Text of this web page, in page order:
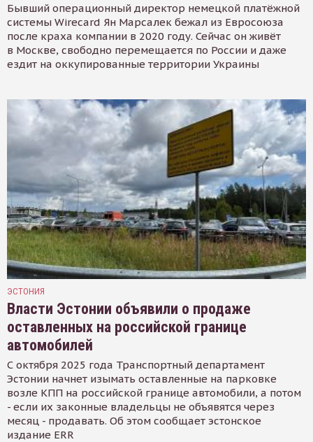
Бывший операционный директор немецкой платёжной
системы Wirecard Ян Марсалек бежал из Евросоюза
после краха компании в 2020 году. Сейчас он живёт
в Москве, свободно перемещается по России и даже
ездит на оккупированные территории Украины
ЭСТОНИЯ
Власти Эстонии объявили о продаже
оставленных на российской границе
автомобилей
С октября 2025 года Транспортный департамент
Эстонии начнет изымать оставленные на парковке
возле КПП на российской границе автомобили, а потом
- если их законные владельцы не объявятся через
месяц - продавать. Об этом сообщает эстонское
издание ERR